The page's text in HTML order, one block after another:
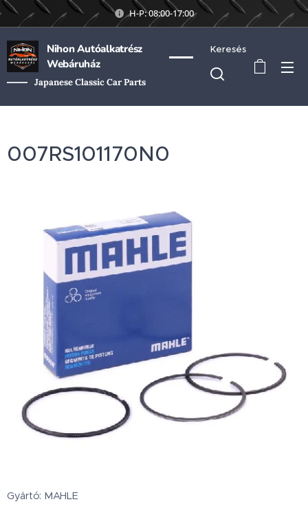
H-P: 08:00-17:00
Nihon Autóalkatrész
Webáruház
Japanese Classic Car Parts
Keresés
007RS101170N0
Gyártó: MAHLE